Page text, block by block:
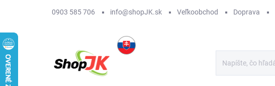
0903 585 706 info@shopJK.sk Veľkoobchod Doprava